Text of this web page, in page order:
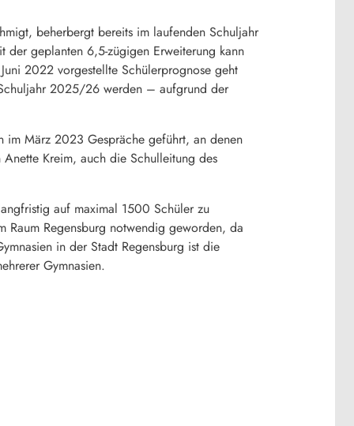
beherbergt bereits im laufenden Schuljahr
der geplanten 6,5-zügigen Erweiterung kann
2022 vorgestellte Schülerprognose geht
2025/26 werden – aufgrund der
im März 2023 Gespräche geführt, an denen
Kreim, auch die Schulleitung des
auf maximal 1500 Schüler zu
Regensburg notwendig geworden, da
in der Stadt Regensburg ist die
Gymnasien.